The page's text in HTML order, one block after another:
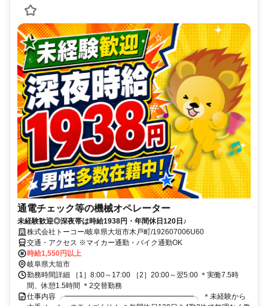
通電チェック等の機械オペレーター
未経験歓迎◎深夜帯は時給1938円・年間休日120日♪
株式会社トーコー/岐阜県大垣市木戸町/192607006U60
交通・アクセス ※マイカー通勤・バイク通勤OK
時給1,550円以上
岐阜県大垣市
勤務時間詳細 ［1］8:00～17:00 ［2］20:00～翌5:00 ＊実働7.5時
間、休憩1.5時間 ＊2交替勤務
仕事内容 ╭━━━━━━━━━━━━━━━━━━╮ ＊未経験から